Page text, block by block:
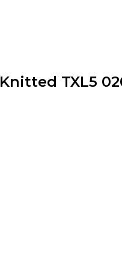
Knitted TXL5